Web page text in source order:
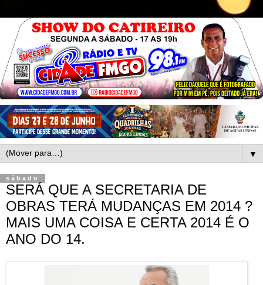
▼
sábado
SERÁ QUE A SECRETARIA DE
OBRAS TERÁ MUDANÇAS EM 2014 ?
MAIS UMA COISA E CERTA 2014 É O
ANO DO 14.